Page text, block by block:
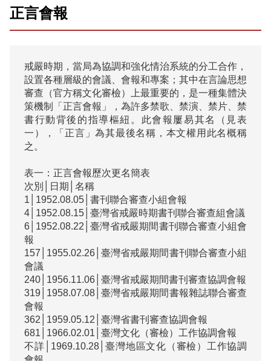
正言會報
戒嚴時期，當局為協調和強化情治系統的分工合作，
設置各種層級的會議、會報和專案；其中在言論思想
審查（官方稱文化審檢）上最重要的，是一種集體決
策機制「正言會報」，為許多禁歌、禁演、禁片、禁
書行動背後的指導樞紐。此會報屢易其名（見表
一），「正言」為其最後名稱，本文權用此名概稱
之。
表一：正言會報歷次更名簡表
次別│日期│名稱
1│1952.08.05│書刊聯合審查小組會報
4│1952.08.15│臺灣省戒嚴時期書刊聯合審查組會議
6│1952.08.22│臺灣省戒嚴期間書刊聯合審查小組會
報
157│1955.02.26│臺灣省戒嚴期間書刊聯合審查小組
會議
240│1956.11.06│臺灣省戒嚴期間書刊審查協調會報
319│1958.07.08│臺灣省戒嚴期間書報雜誌聯合審查
會報
362│1959.05.12│臺灣省書刊審查協調會報
681│1966.02.01│臺灣文化（審檢）工作協調會報
不詳│1969.10.28│臺灣地區文化（審檢）工作協調